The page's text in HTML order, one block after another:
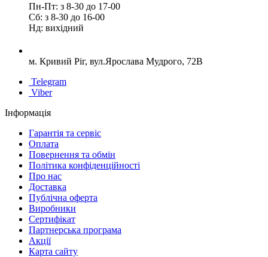
Пн-Пт: з 8-30 до 17-00
Сб: з 8-30 до 16-00
Нд: вихідний
м. Кривий Ріг, вул.Ярослава Мудрого, 72В
Telegram
Viber
Інформація
Гарантія та сервіс
Оплата
Повернення та обмін
Політика конфіденційності
Про нас
Доставка
Публічна оферта
Виробники
Сертифікат
Партнерська програма
Акції
Карта сайту